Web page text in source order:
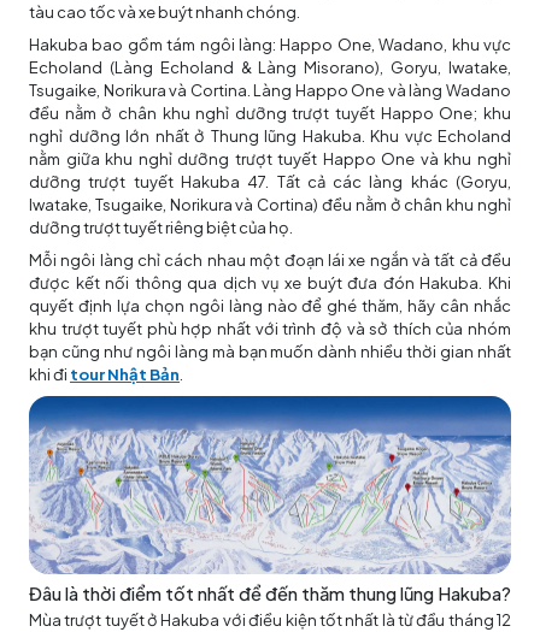
tàu cao tốc và xe buýt nhanh chóng.
Hakuba bao gồm tám ngôi làng: Happo One, Wadano, khu vực
Echoland (Làng Echoland & Làng Misorano), Goryu, Iwatake,
Tsugaike, Norikura và Cortina. Làng Happo One và làng Wadano
đều nằm ở chân khu nghỉ dưỡng trượt tuyết Happo One; khu
nghỉ dưỡng lớn nhất ở Thung lũng Hakuba. Khu vực Echoland
nằm giữa khu nghỉ dưỡng trượt tuyết Happo One và khu nghỉ
dưỡng trượt tuyết Hakuba 47. Tất cả các làng khác (Goryu,
Iwatake, Tsugaike, Norikura và Cortina) đều nằm ở chân khu nghỉ
dưỡng trượt tuyết riêng biệt của họ.
Mỗi ngôi làng chỉ cách nhau một đoạn lái xe ngắn và tất cả đều
được kết nối thông qua dịch vụ xe buýt đưa đón Hakuba. Khi
quyết định lựa chọn ngôi làng nào để ghé thăm, hãy cân nhắc
khu trượt tuyết phù hợp nhất với trình độ và sở thích của nhóm
bạn cũng như ngôi làng mà bạn muốn dành nhiều thời gian nhất
khi đi tour Nhật Bản
Đâu là thời điểm tốt nhất để đến thăm thung lũng Hakuba?
Mùa trượt tuyết ở Hakuba với điều kiện tốt nhất là từ đầu tháng 12